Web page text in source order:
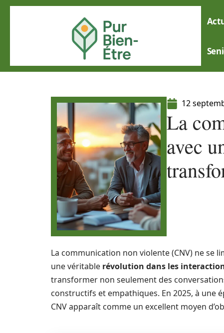
12
La
avec
La communication non violente (CNV) ne se
une véritable révolution dans les
transformer non seulement des
constructifs et empathiques. En 2025, à une
CNV apparaît comme un excellent moyen